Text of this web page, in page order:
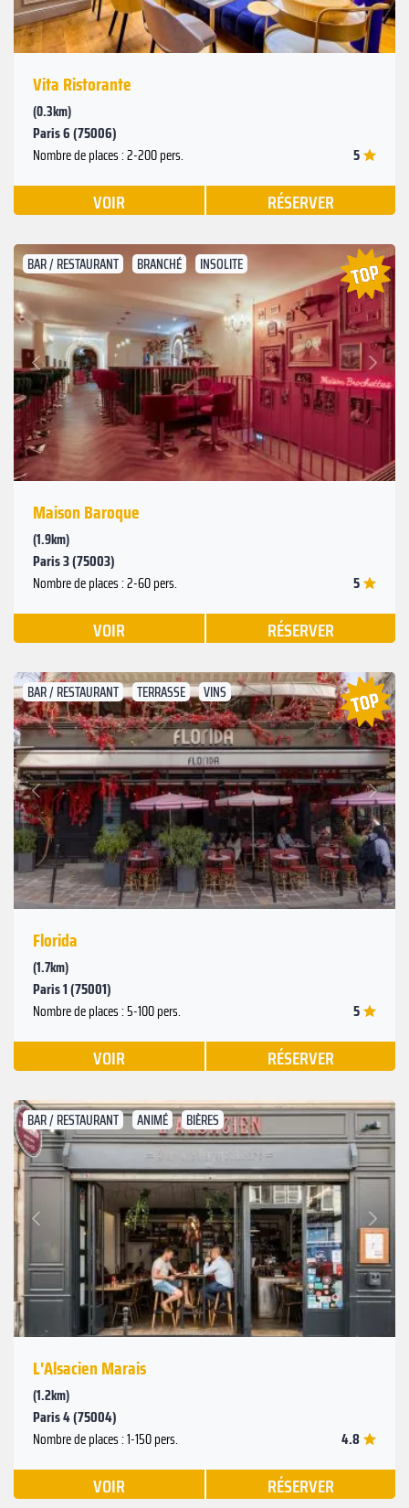
Vita Ristorante
(0.3km)
Paris 6 (75006)
Nombre de places : 2-200 pers. 5
VOIR RÉSERVER
BAR / RESTAURANT BRANCHÉ INSOLITE
Précédent
Suivant
Maison Baroque
(1.9km)
Paris 3 (75003)
Nombre de places : 2-60 pers. 5
VOIR RÉSERVER
BAR / RESTAURANT TERRASSE VINS
Précédent
Suivant
Florida
(1.7km)
Paris 1 (75001)
Nombre de places : 5-100 pers. 5
VOIR RÉSERVER
BAR / RESTAURANT ANIMÉ BIÈRES
Précédent
Suivant
L'Alsacien Marais
(1.2km)
Paris 4 (75004)
Nombre de places : 1-150 pers. 4.8
VOIR RÉSERVER